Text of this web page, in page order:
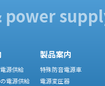
power
源供給
電源供給
製品案内
特殊防音電源車
電源変圧器